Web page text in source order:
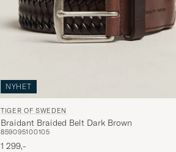
NYHET
TIGER OF SWEDEN
Braidant Braided Belt Dark Brown
859095100105
1 299,-